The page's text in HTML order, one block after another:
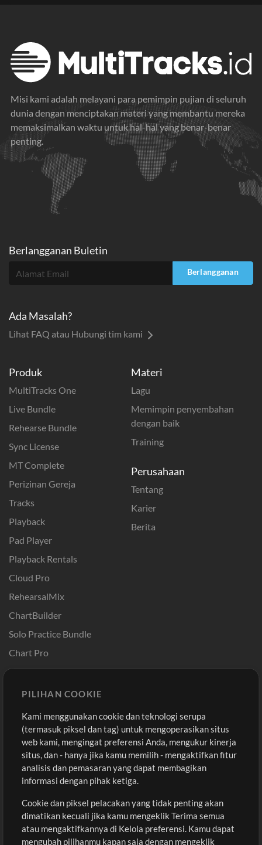
Misi kami adalah melayani para pemimpin pujian di seluruh
dunia dengan menciptakan materi yang membantu mereka
memaksimalkan waktu untuk hal-hal yang benar-benar
penting.
Produk
MultiTracks One
Live Bundle
Rehearse Bundle
Sync License
MT Complete
Perizinan Gereja
Tracks
Playback
Pad Player
Playback Rentals
Cloud Pro
RehearsalMix
ChartBuilder
Solo Practice Bundle
Chart Pro
Template ProPresenter
Sound
Materi
Lagu
Memimpin penyembahan
dengan baik
Training
Perusahaan
Tentang
Karier
Berita
Pembelian
Beli Kredit
Konten Gratis
Permintaan Lagu
Lain-lain
Sesi
Kirimkan musik kamu
Akun
Masuk
Daftar
Lihat Keranjang
Berlangganan Buletin
Berlangganan
Ada Masalah?
Lihat FAQ atau Hubungi tim kami
PILIHAN COOKIE
Kami menggunakan cookie dan teknologi serupa
(termasuk piksel dan tag) untuk mengoperasikan situs
web kami, mengingat preferensi Anda, mengukur kinerja
situs, dan - hanya jika kamu memilih - mengaktifkan fitur
analisis dan pemasaran yang dapat membagikan
informasi dengan pihak ketiga.
Cookie dan piksel pelacakan yang tidak penting akan
dimatikan kecuali jika kamu mengeklik Terima semua
atau mengaktifkannya di Kelola preferensi. Kamu dapat
mengubah pilihanmu kapan saja dengan mengeklik